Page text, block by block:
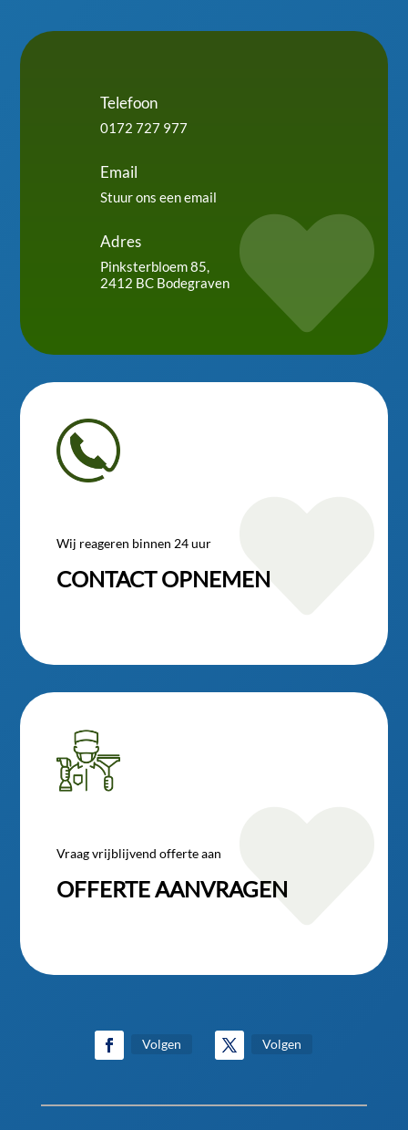
Telefoon
0172 727 977
Email
Stuur ons een email
Adres
Pinksterbloem 85,
2412 BC Bodegraven

Wij reageren binnen 24 uur
CONTACT OPNEMEN
Vraag vrijblijvend offerte aan
OFFERTE AANVRAGEN

Volgen Volgen